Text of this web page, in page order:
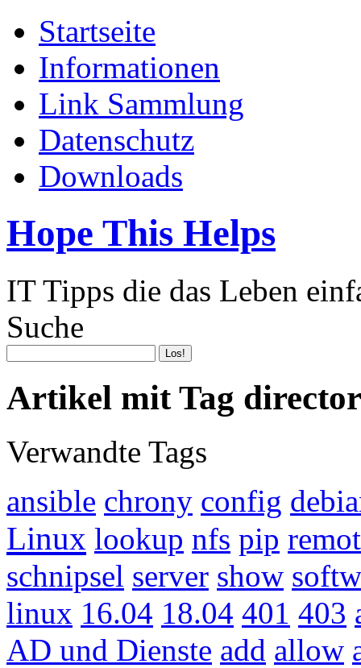
Startseite
Informationen
Link Sammlung
Datenschutz
Downloads
Hope This Helps
IT Tipps die das Leben
Suche
Artikel mit Tag
Verwandte Tags
ansible chrony config
Linux lookup nfs pip
schnipsel server show
linux 16.04 18.04 401 403
AD und Dienste add allow